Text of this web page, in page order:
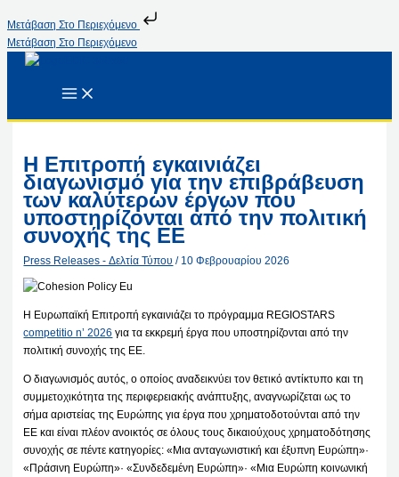
Μετάβαση Στο Περιεχόμενο
Μετάβαση Στο Περιεχόμενο
Η Επιτροπή εγκαινιάζει
διαγωνισμό για την επιβράβευση
των καλύτερων έργων που
υποστηρίζονται από την πολιτική
συνοχής της ΕΕ
Press Releases - Δελτία Τύπου / 10 Φεβρουαρίου 2026
Η Ευρωπαϊκή Επιτροπή εγκαινιάζει το πρόγραμμα REGIOSTARS
competitio n’ 2026 για τα εκκρεμή έργα που υποστηρίζονται από την
πολιτική συνοχής της ΕΕ.
Ο διαγωνισμός αυτός, ο οποίος αναδεικνύει τον θετικό αντίκτυπο και τη
συμμετοχικότητα της περιφερειακής ανάπτυξης, αναγνωρίζεται ως το
σήμα αριστείας της Ευρώπης για έργα που χρηματοδοτούνται από την
ΕΕ και είναι πλέον ανοικτός σε όλους τους δικαιούχους χρηματοδότησης
συνοχής σε πέντε κατηγορίες: «Μια ανταγωνιστική και έξυπνη Ευρώπη»·
«Πράσινη Ευρώπη»· «Συνδεδεμένη Ευρώπη»· «Μια Ευρώπη κοινωνική